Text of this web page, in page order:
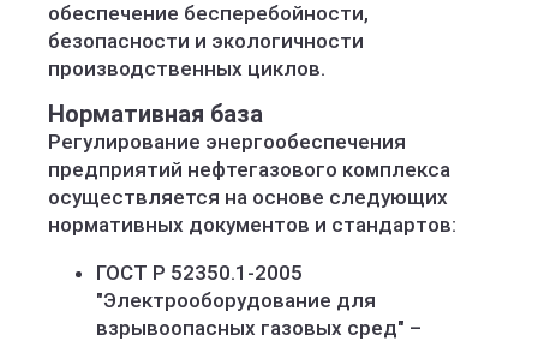
обеспечение бесперебойности,
безопасности и экологичности
производственных циклов.
Нормативная база
Регулирование энергообеспечения
предприятий нефтегазового комплекса
осуществляется на основе следующих
нормативных документов и стандартов:
ГОСТ Р 52350.1-2005
"Электрооборудование для
взрывоопасных газовых сред" –